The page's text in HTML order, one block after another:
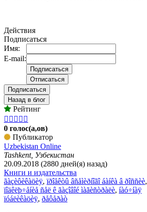
Действия
Подписаться
Имя:
E-mail:
Подписаться
Назад в блог
Рейтинг
    
0 голос(а,ов)
Публикатор
Uzbekistan Online
Tashkent, Узбекистан
20.09.2018 (2880 дней(я) назад)
Книги и издательства
ãàçèôèêàöèÿ, ïðîåêòû âñåìèðíîãî áàíêà â ðîññèè,
ïîäêëþ÷åíèå ñåë ê ãàçîâîé ìàãèñòðàëè, íàó÷íàÿ
ïóáëèêàöèÿ, ðåôåðàò